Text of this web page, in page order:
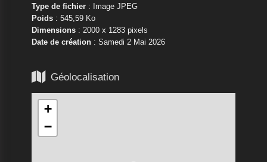
Type de fichier: Image JPEG
Poids: 545,59 Ko
Dimensions: 2000 x 1283 pixels
Date de création: Samedi 2 Mai 2026
 Géolocalisation
+
−